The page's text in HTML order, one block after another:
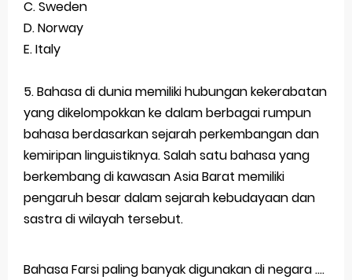
C.Sweden
D.Norway
E.Italy
5. Bahasa di dunia memiliki hubungan kekerabatan
yang dikelompokkan ke dalam berbagai rumpun
bahasa berdasarkan sejarah perkembangan dan
kemiripan linguistiknya. Salah satu bahasa yang
berkembang di kawasan Asia Barat memiliki
pengaruh besar dalam sejarah kebudayaan dan
sastra di wilayah tersebut.
Bahasa Farsi paling banyak digunakan di negara ....